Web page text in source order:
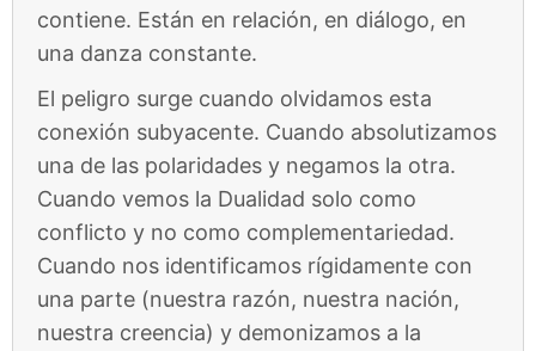
contiene. Están en relación, en diálogo, en
una danza constante.
El peligro surge cuando olvidamos esta
conexión subyacente. Cuando absolutizamos
una de las polaridades y negamos la otra.
Cuando vemos la Dualidad solo como
conflicto y no como complementariedad.
Cuando nos identificamos rígidamente con
una parte (nuestra razón, nuestra nación,
nuestra creencia) y demonizamos a la